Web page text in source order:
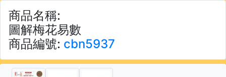
商品名稱:
圖解梅花易數
商品編號: cbn5937